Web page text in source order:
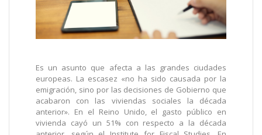
Es un asunto que afecta a las grandes ciudades
europeas. La escasez «no ha sido causada por la
emigración, sino por las decisiones de Gobierno que
acabaron con las viviendas sociales la década
anterior». En el Reino Unido, el gasto público en
vivienda cayó un 51% con respecto a la década